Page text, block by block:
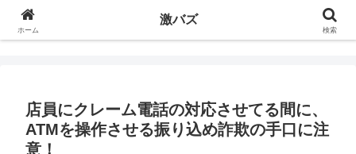
店員にクレーム電話の対応させてる間に、
ATMを操作させる振り込め詐欺の手口に注
意！
ホーム
激バズ
検索